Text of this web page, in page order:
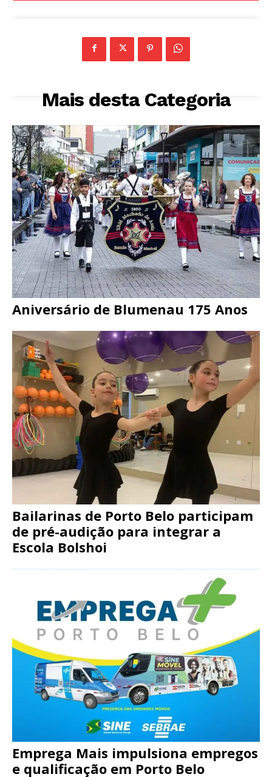
Mais desta Categoria
Aniversário de Blumenau 175 Anos
Bailarinas de Porto Belo participam
de pré-audição para integrar a
Escola Bolshoi
Emprega Mais impulsiona empregos
e qualificação em Porto Belo